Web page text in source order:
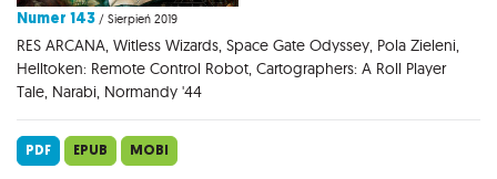
Numer 143 / Sierpień 2019
RES ARCANA, Witless Wizards, Space Gate Odyssey, Pola Zieleni,
Helltoken: Remote Control Robot, Cartographers: A Roll Player
Tale, Narabi, Normandy '44
PDF EPUB MOBI